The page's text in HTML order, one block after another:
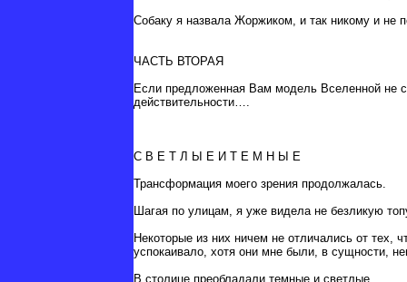
Собаку я назвала Жоржиком, и так никому и не
ЧАСТЬ ВТОРАЯ
Если предложенная Вам модель Вселенной не
действительности….
С В Е Т Л Ы Е И Т Е М Н Ы Е
Трансформация моего зрения продолжалась.
Шагая по улицам, я уже видела не безликую
Некоторые из них ничем не отличались от тех,
успокаивало, хотя они мне были, в сущности,
В столице преобладали темные и светлые.